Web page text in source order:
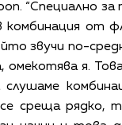
“Специално
от
звучи по-
омекотява я.
слушаме
среща рядкo,